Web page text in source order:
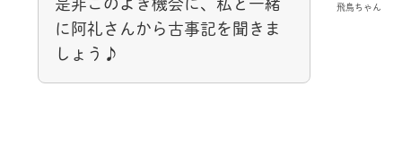
飛鳥ちゃん
是非このよき機会に、私と一緒
に阿礼さんから古事記を聞きま
しょう♪